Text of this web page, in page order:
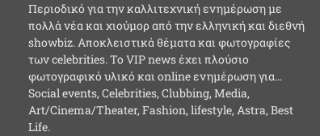
Περιοδικό για την καλλιτεχνική ενημέρωση με
πολλά νέα και χιούμορ από την ελληνική και διεθνή
showbiz. Αποκλειστικά θέματα και φωτογραφίες
των celebrities. Το VIP news έχει πλούσιο
φωτογραφικό υλικό και online ενημέρωση για…
Social events, Celebrities, Clubbing, Media,
Art/Cinema/Theater, Fashion, lifestyle, Astra, Best
Life.